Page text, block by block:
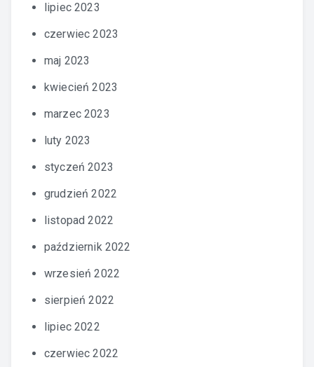
lipiec 2023
czerwiec 2023
maj 2023
kwiecień 2023
marzec 2023
luty 2023
styczeń 2023
grudzień 2022
listopad 2022
październik 2022
wrzesień 2022
sierpień 2022
lipiec 2022
czerwiec 2022